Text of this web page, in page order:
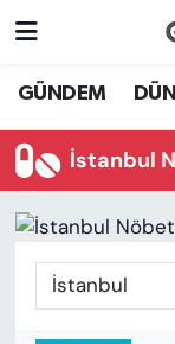
GÜNDEM
İstanbul
DÜNYA
EKONOMİ
YENİ
Nöbetçi
Hava
Trafik